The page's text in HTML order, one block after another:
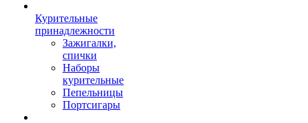
Курительные
принадлежности
Зажигалки,
спички
Наборы
курительные
Пепельницы
Портсигары